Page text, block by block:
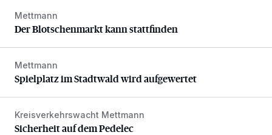
Der Blotschenmarkt kann stattfinden
Mettmann
Der Blotschenmarkt kann stattfinden
Spielplatz im Stadtwald wird aufgewertet
Mettmann
Spielplatz im Stadtwald wird aufgewertet
Sicherheit auf dem Pedelec
Kreisverkehrswacht Mettmann
Sicherheit auf dem Pedelec